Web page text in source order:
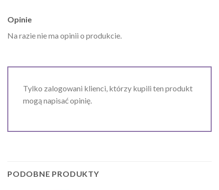
Opinie
Na razie nie ma opinii o produkcie.
Tylko zalogowani klienci, którzy kupili ten produkt
mogą napisać opinię.
PODOBNE PRODUKTY